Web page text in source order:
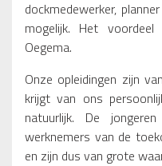
dockmedewerker,
mogelijk. Het
Oegema.
Onze opleidingen zijn
krijgt van ons
natuurlijk. De
werknemers van de
en zijn dus van grote